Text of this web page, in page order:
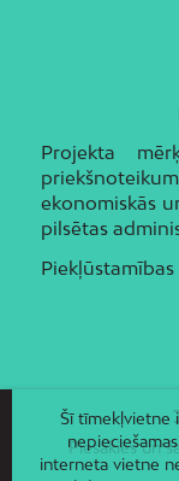
Projekta
ekonomiskās
pilsētas
Piesakies un
Šī tīmekļvietne
interneta vietne